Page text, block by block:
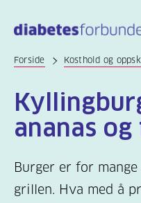
hovedinnhold
Forside Kosthold og
ananas
Burger er for
grillen. Hva med å